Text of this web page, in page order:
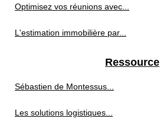
Optimisez vos réunions avec...
L'estimation immobilière par...
Ressource
Sébastien de Montessus...
Les solutions logistiques...